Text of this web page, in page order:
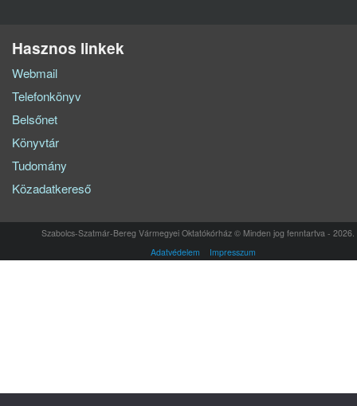
Hasznos linkek
Webmail
Telefonkönyv
Belsőnet
Könyvtár
Tudomány
Közadatkereső
Szabolcs-Szatmár-Bereg Vármegyei Oktatókórház © Minden jog fenntartva - 2026.
Adatvédelem
Impresszum